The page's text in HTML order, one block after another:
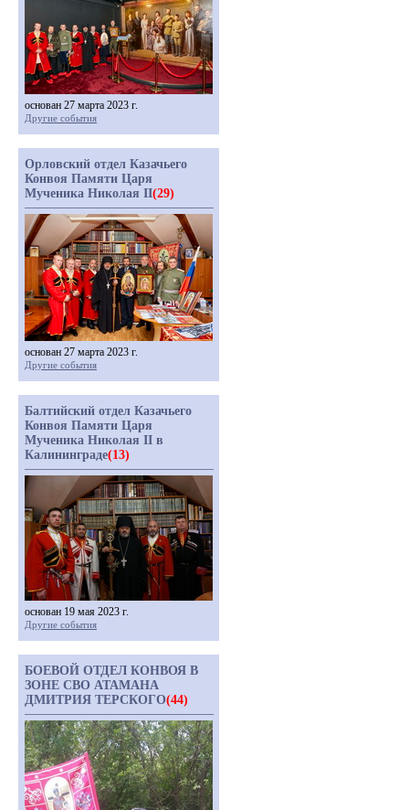
основан 27 марта 2023 г.
Другие события
Орловский отдел Казачьего
Конвоя Памяти Царя
Мученика Николая II(29)
основан 27 марта 2023 г.
Другие события
Балтийский отдел Казачьего
Конвоя Памяти Царя
Мученика Николая II в
Калининграде(13)
основан 19 мая 2023 г.
Другие события
БОЕВОЙ ОТДЕЛ КОНВОЯ В
ЗОНЕ СВО АТАМАНА
ДМИТРИЯ ТЕРСКОГО(44)